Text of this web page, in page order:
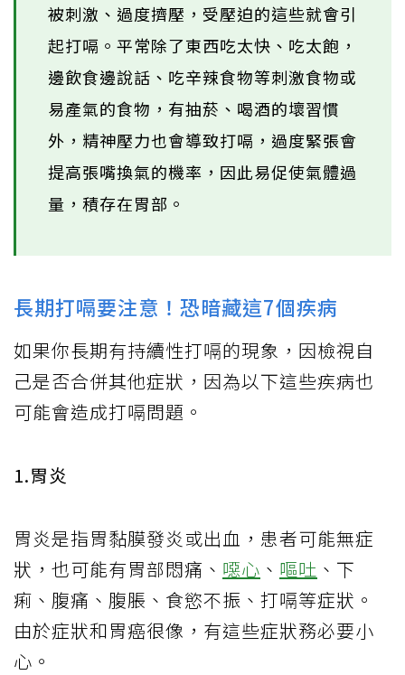
被刺激、過度擠壓，受壓迫的這些就會引
起打嗝。平常除了東西吃太快、吃太飽，
邊飲食邊說話、吃辛辣食物等刺激食物或
易產氣的食物，有抽菸、喝酒的壞習慣
外，精神壓力也會導致打嗝，過度緊張會
提高張嘴換氣的機率，因此易促使氣體過
量，積存在胃部。
長期打嗝要注意！恐暗藏這7個疾病
如果你長期有持續性打嗝的現象，因檢視自
己是否合併其他症狀，因為以下這些疾病也
可能會造成打嗝問題。
1.胃炎
胃炎是指胃黏膜發炎或出血，患者可能無症
狀，也可能有胃部悶痛、 噁心 、 嘔吐 、下
痢、腹痛、腹脹、食慾不振、打嗝等症狀。
由於症狀和胃癌很像，有這些症狀務必要小
心。